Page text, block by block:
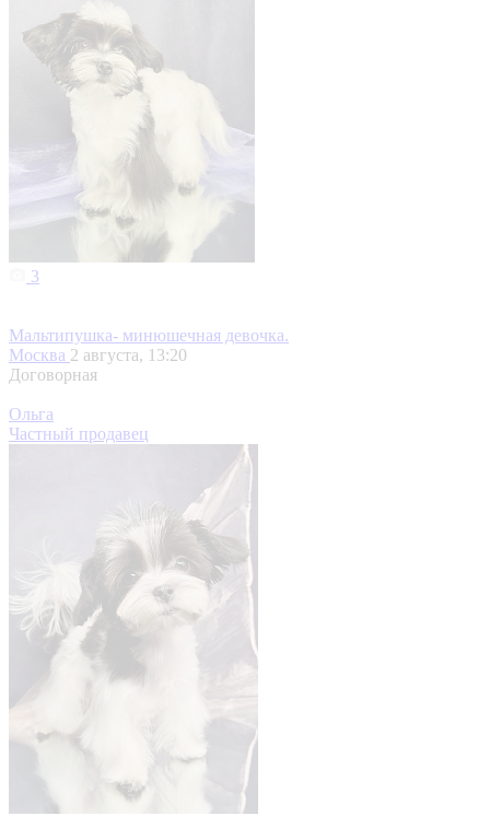
3
Мальтипушка- минюшечная девочка.
Москва 2 августа, 13:20
Договорная
Ольга
Частный продавец